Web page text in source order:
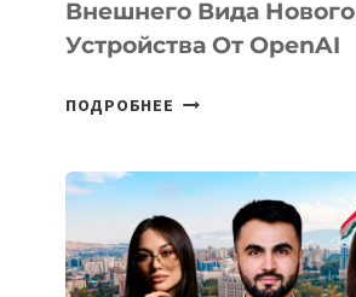
Внешнего Вида Нового
Устройства От OpenAI
ПОДРОБНЕЕ СТАЛИ
ВНЕШНЕГО
ВИДА
НОВОГО
УСТРОЙСТВА